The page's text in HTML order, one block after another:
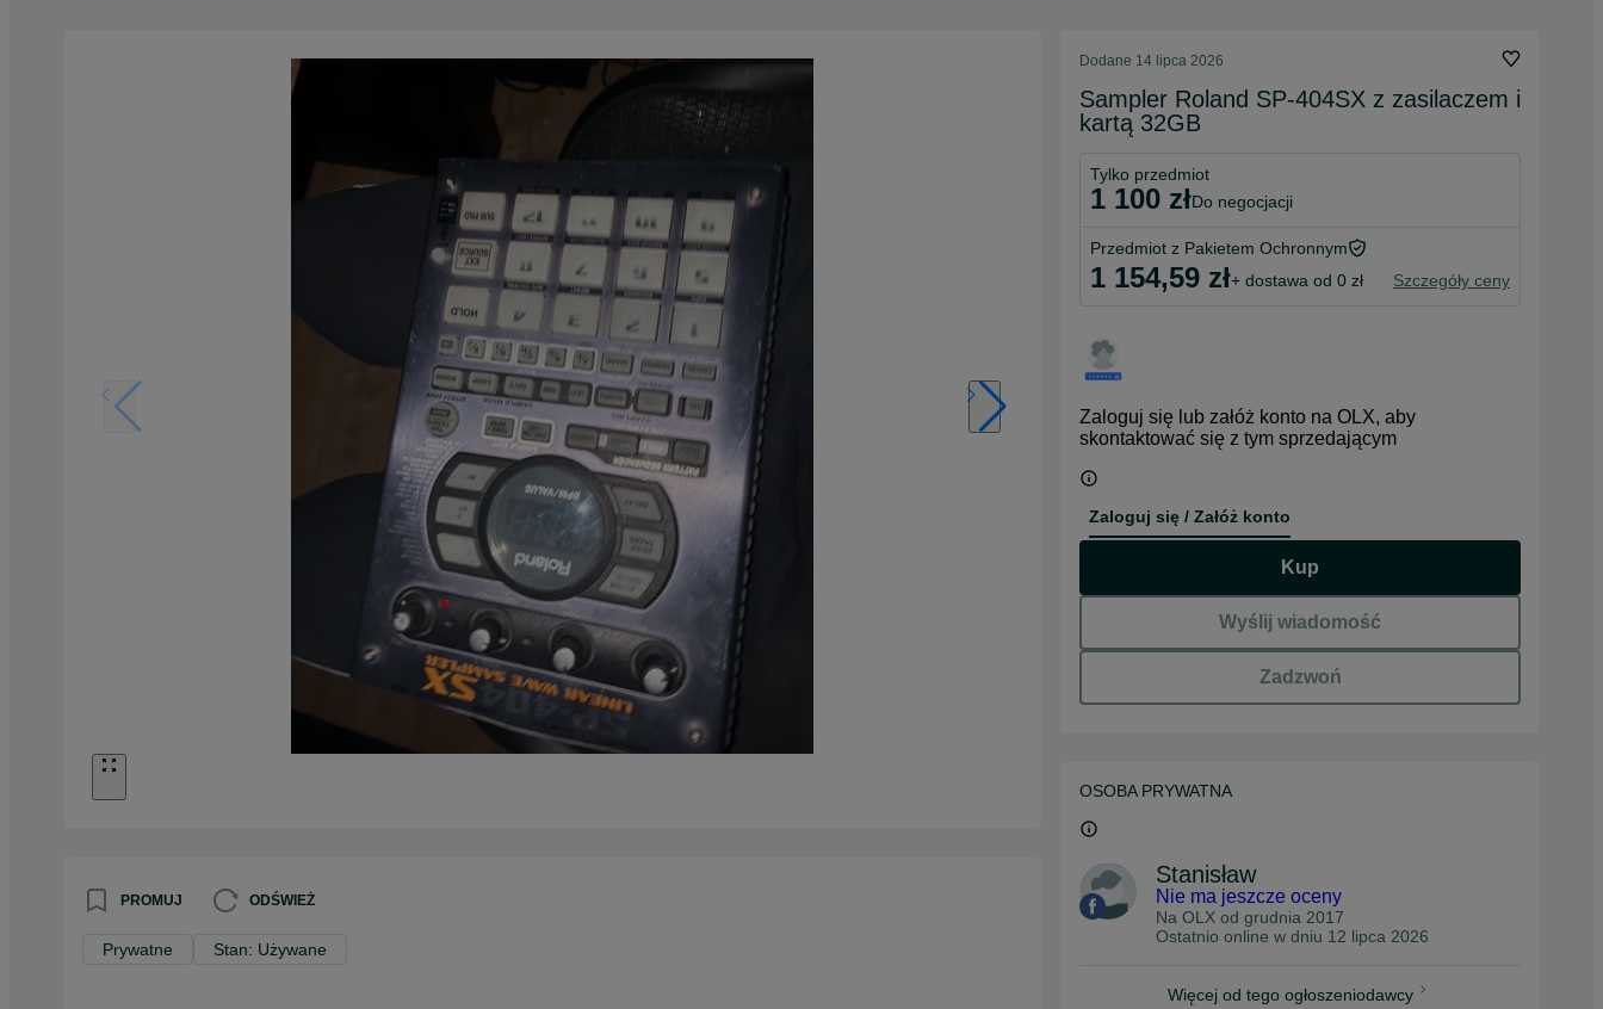
PROMUJ ODŚWIEŻ
Prywatne Stan: Używane
Dodane 14 lipca 2026
Sampler Roland SP-404SX z zasilaczem i
kartą 32GB
Tylko przedmiot
1 100 zł do negocjacji
Przedmiot z Pakietem Ochronnym
1 154,59 zł+ dostawa od 0 zł Szczegóły ceny
Zaloguj się lub załóż konto na OLX, aby
skontaktować się z tym sprzedającym
Zaloguj się / Załóż konto
Kup
Wyślij wiadomość
Zadzwoń
OSOBA PRYWATNA
Stanisław
Nie ma jeszcze oceny
Na OLX od grudnia 2017
Ostatnio online w dniu 12 lipca 2026
Więcej od tego ogłoszeniodawcy